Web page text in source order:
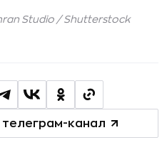
Studio /Shutterstock
канал